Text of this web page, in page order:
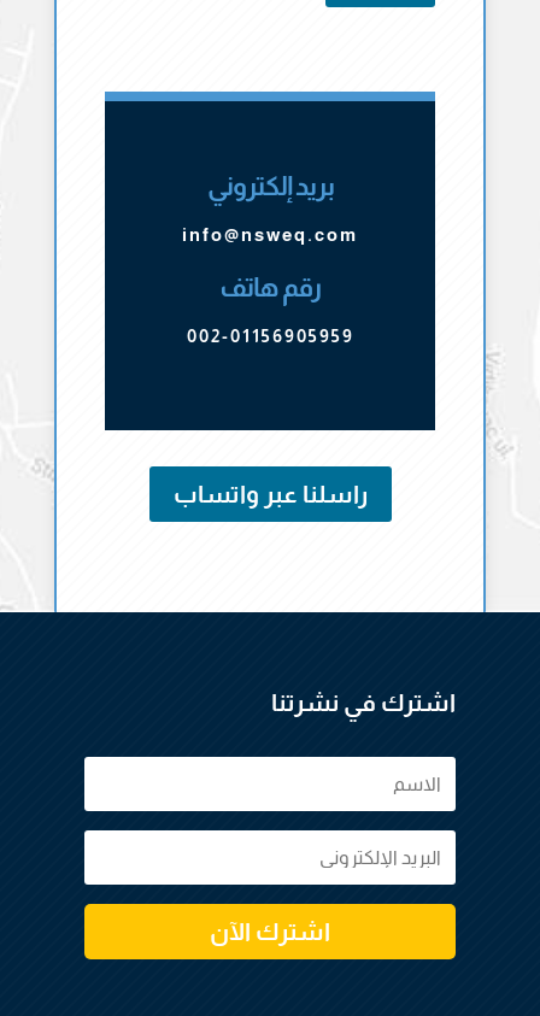
بريد إلكتروني
info@nsweq.com
رقم هاتف
002-01156905959
راسلنا عبر واتساب
اشترك في نشرتنا
اشترك الآن